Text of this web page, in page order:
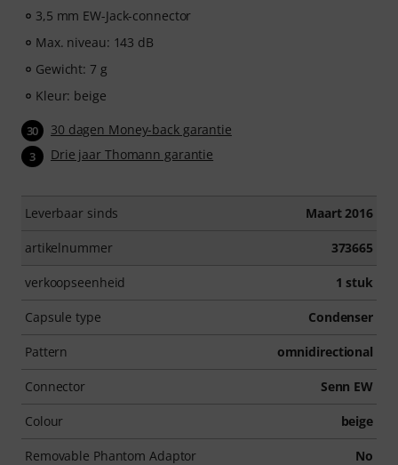
3,5 mm EW-Jack-connector
Max. niveau: 143 dB
Gewicht: 7 g
Kleur: beige
30 30 dagen Money-back garantie
3 Drie jaar Thomann garantie
Leverbaar sinds Maart 2016
artikelnummer 373665
verkoopseenheid 1 stuk
Capsule type Condenser
Pattern omnidirectional
Connector Senn EW
Colour beige
Removable Phantom Adaptor No